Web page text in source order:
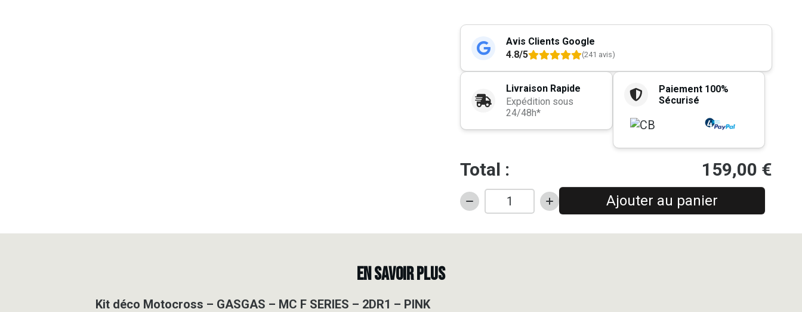
Avis Clients Google
4.8/5
(241 avis)
Livraison Rapide
Expédition sous
24/48h*
Paiement 100%
Sécurisé
Total : 159,00 €
quantité
Kit
Ajouter au panier
EN SAVOIR PLUS
Kit déco Motocross – GASGAS – MC F SERIES – 2DR1 – PINK